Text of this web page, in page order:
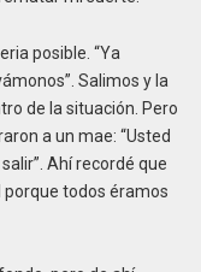
posible. “Ya
Salimos y la
de la situación. Pero
a un mae: “Usted
Ahí recordé que
todos éramos